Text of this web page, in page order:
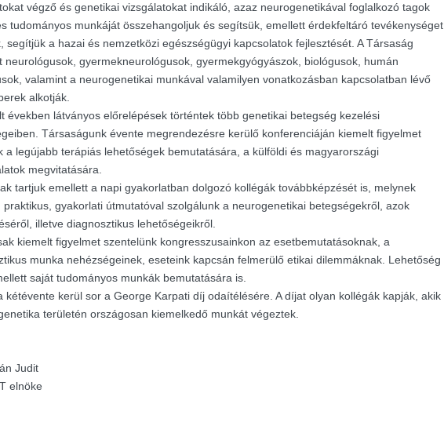
végző és genetikai vizsgálatokat indikáló, azaz neurogenetikával foglalkozó tagok
tudományos munkáját összehangoljuk és segítsük, emellett érdekfeltáró tevékenységet
segítjük a hazai és nemzetközi egészségügyi kapcsolatok fejlesztését. A Társaság
neurológusok, gyermekneurológusok, gyermekgyógyászok, biológusok, humán
valamint a neurogenetikai munkával valamilyen vonatkozásban kapcsolatban lévő
alkotják.
években látványos előrelépések történtek több genetikai betegség kezelési
Társaságunk évente megrendezésre kerülő konferenciáján kiemelt figyelmet
a legújabb terápiás lehetőségek bemutatására, a külföldi és magyarországi
megvitatására.
tartjuk emellett a napi gyakorlatban dolgozó kollégák továbbképzését is, melynek
praktikus, gyakorlati útmutatóval szolgálunk a neurogenetikai betegségekről, azok
illetve diagnosztikus lehetőségeikről.
kiemelt figyelmet szentelünk kongresszusainkon az esetbemutatásoknak, a
munka nehézségeinek, eseteink kapcsán felmerülő etikai dilemmáknak. Lehetőség
saját tudományos munkák bemutatására is.
kétévente kerül sor a George Karpati díj odaítélésére. A díjat olyan kollégák kapják, akik
területén országosan kiemelkedő munkát végeztek.
Judit
elnöke